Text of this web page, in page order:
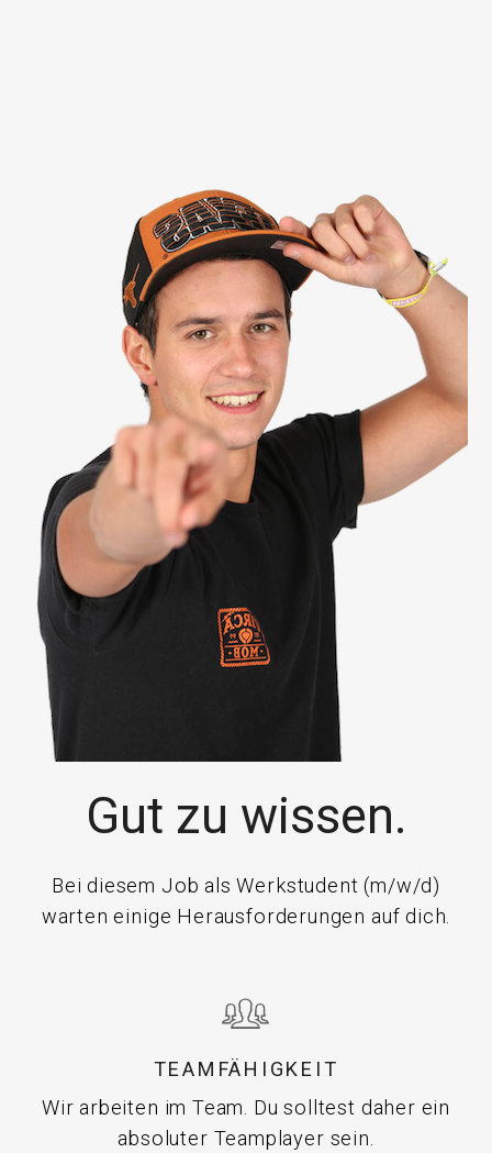
Gut zu wissen.
Bei diesem Job als Werkstudent (m/w/d)
warten einige Herausforderungen auf dich.
TEAMFÄHIGKEIT
Wir arbeiten im Team. Du solltest daher ein
absoluter Teamplayer sein.